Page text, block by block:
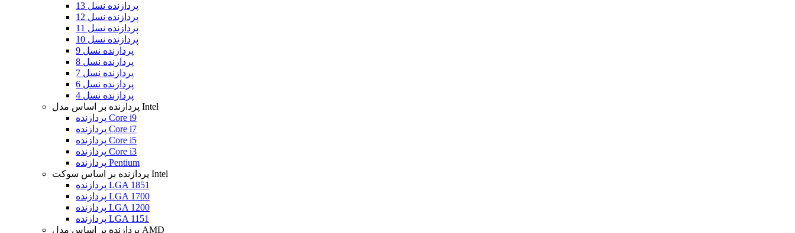
پردازنده نسل 13
پردازنده نسل 12
پردازنده نسل 11
پردازنده نسل 10
پردازنده نسل 9
پردازنده نسل 8
پردازنده نسل 7
پردازنده نسل 6
پردازنده نسل 4
پردازنده بر اساس مدل Intel
پردازنده Core i9
پردازنده Core i7
پردازنده Core i5
پردازنده Core i3
پردازنده Pentium
پردازنده بر اساس سوکت Intel
پردازنده LGA 1851
پردازنده LGA 1700
پردازنده LGA 1200
پردازنده LGA 1151
پردازنده بر اساس مدل AMD